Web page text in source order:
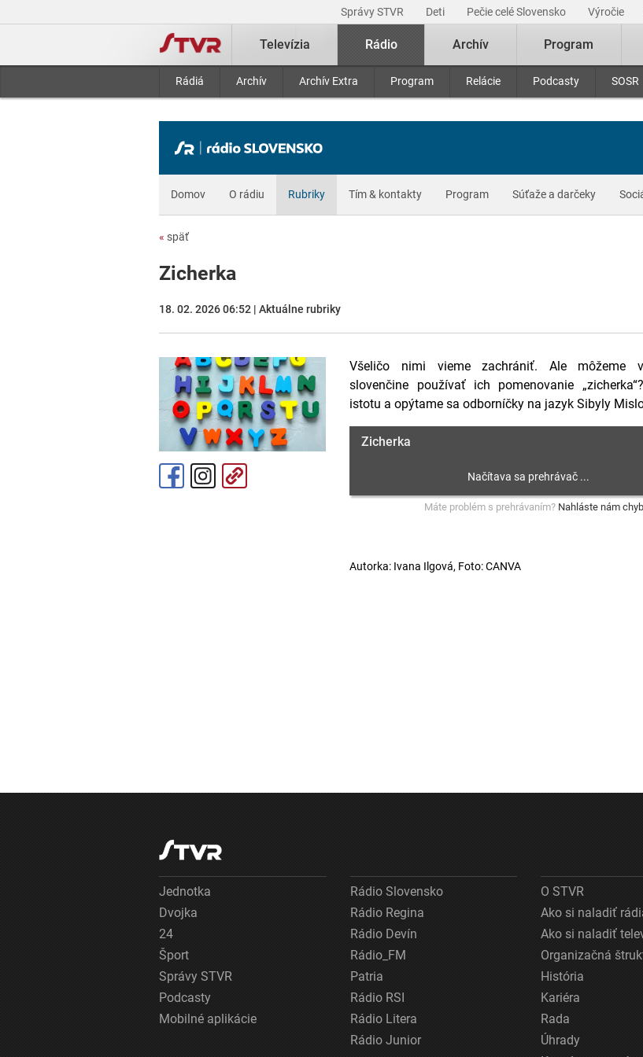
Správy STVR Deti Pečie celé Slovensko Výročie
Televízia Rádio
Rádiá Archív Archív Extra Program Relácie Podcasty SOSR
Archív Program
Domov O rádiu Rubriky Tím & kontakty Program Súťaže a darčeky
« späť
Zicherka
18. 02. 2026 06:52 | Aktuálne rubriky
Všeličo nimi vieme zachrániť. Ale môžeme
slovenčine používať ich pomenovanie
istotu a opýtame sa odborníčky na jazyk Sibyly
Zicherka
Máte problém s prehrávaním? Nahláste nám
Autorka: Ivana Ilgová, Foto: CANVA
Jednotka
Dvojka
24
Šport
Správy STVR
Podcasty
Mobilné aplikácie
Rádio Slovensko
Rádio Regina
Rádio Devín
Rádio_FM
Patria
Rádio RSI
Rádio Litera
Rádio Junior
O STVR
Ako si naladiť
Ako si naladiť
Organizačná
História
Kariéra
Rada
Úhrady